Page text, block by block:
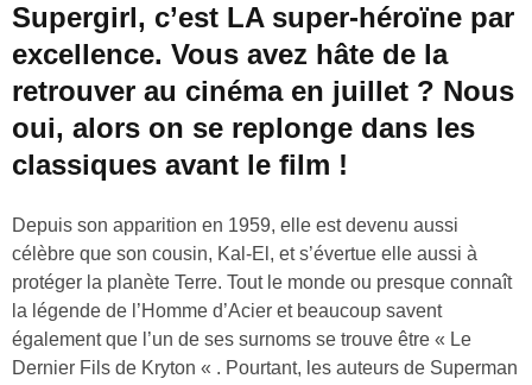
Supergirl, c’est LA super-héroïne par
excellence. Vous avez hâte de la
retrouver au cinéma en juillet ? Nous
oui, alors on se replonge dans les
classiques avant le film !
Depuis son apparition en 1959, elle est devenu aussi
célèbre que son cousin, Kal-El, et s’évertue elle aussi à
protéger la planète Terre. Tout le monde ou presque connaît
la légende de l’Homme d’Acier et beaucoup savent
également que l’un de ses surnoms se trouve être « Le
Dernier Fils de Kryton « . Pourtant, les auteurs de Superman